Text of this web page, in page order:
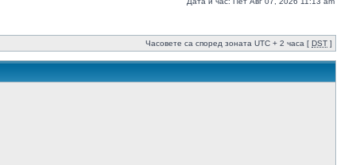
Часовете са според зоната UTC + 2 часа [ DST ]